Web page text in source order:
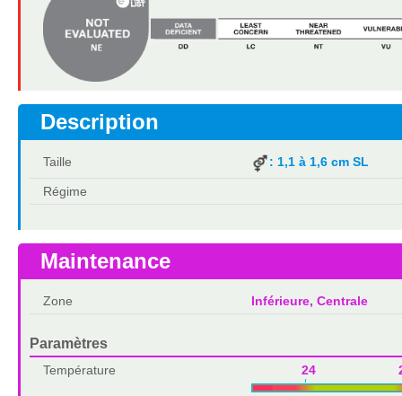
Description
Taille : 1,1 à 1,6 cm SL
Régime
Maintenance
Zone Inférieure, Centrale
Paramètres
Température 24